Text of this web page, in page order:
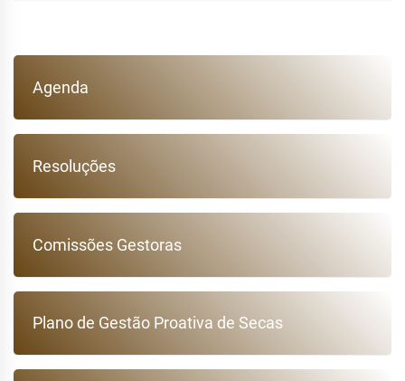
Agenda
Resoluções
Comissões Gestoras
Plano de Gestão Proativa de Secas